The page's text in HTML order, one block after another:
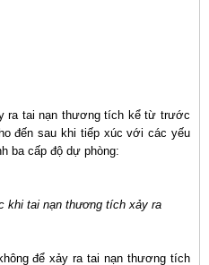
ra tai nạn thương tích kể từ trước
đến sau khi tiếp xúc với các yếu
ba cấp độ dự phòng:
khi tai nạn thương tích xảy ra
để xảy ra tai nạn thương tích